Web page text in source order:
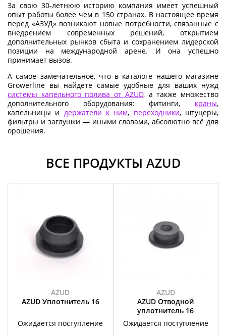
За свою 30-летнюю историю компания имеет успешный
опыт работы более чем в 150 странах. В настоящее время
перед «АЗУД» возникают новые потребности, связанные с
внедрением современных решений, открытием
дополнительных рынков сбыта и сохранением лидерской
позиции на международной арене. И она успешно
принимает вызов.
А самое замечательное, что в каталоге нашего магазине
Growerline вы найдете самые удобные для ваших нужд
системы капельного полива от AZUD, а также множество
дополнительного оборудования: фитинги, краны,
капельницы и держатели к ним, переходники, штуцеры,
фильтры и заглушки — иными словами, абсолютно всё для
орошения.
ВСЕ ПРОДУКТЫ AZUD
AZUD
AZUD Уплотнитель 16
Ожидается поступление
AZUD
AZUD Отводной
уплотнитель 16
Ожидается поступление